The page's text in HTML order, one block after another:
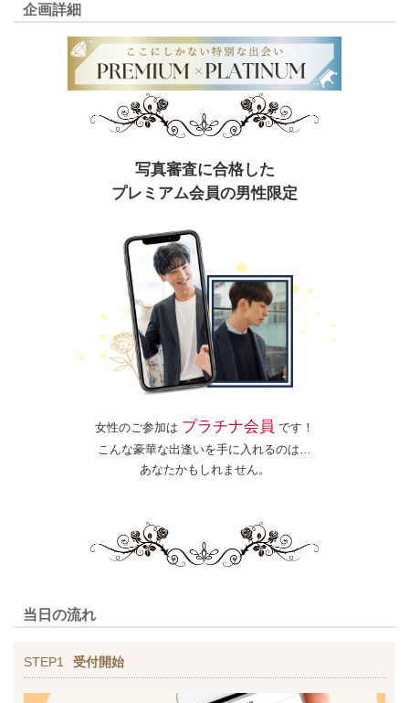
企画詳細
写真審査に合格した
プレミアム会員の男性限定
女性のご参加は プラチナ会員 です！
こんな豪華な出逢いを手に入れるのは…
あなたかもしれません。
当日の流れ
STEP1 受付開始